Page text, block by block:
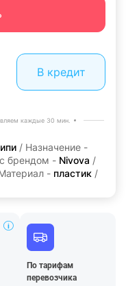
В кредит
каждые 30 мин.
/ Назначение -
брендом - Nivova /
- пластик /
По тарифам
перевозчика